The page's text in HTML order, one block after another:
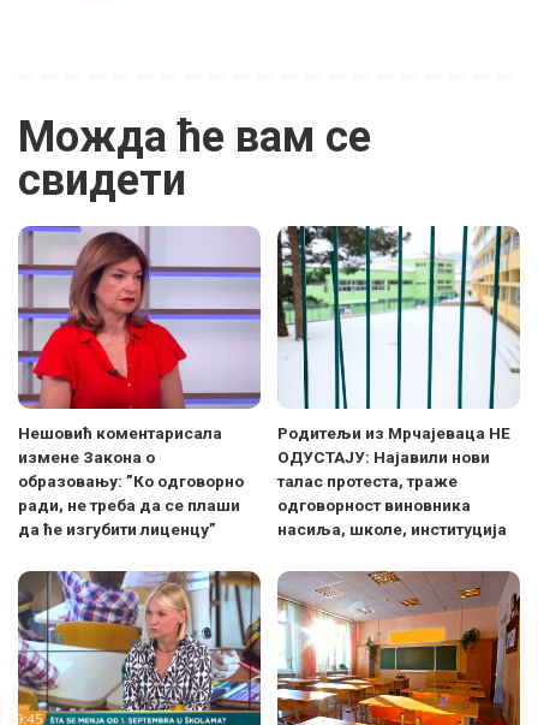
Можда ће вам се
свидети
Нешовић коментарисала
измене Закона о
образовању: ”Ко одговорно
ради, не треба да се плаши
да ће изгубити лиценцу”
Родитељи из Мрчајеваца НЕ
ОДУСТАЈУ: Најавили нови
талас протеста, траже
одговорност виновника
насиља, школе, институција